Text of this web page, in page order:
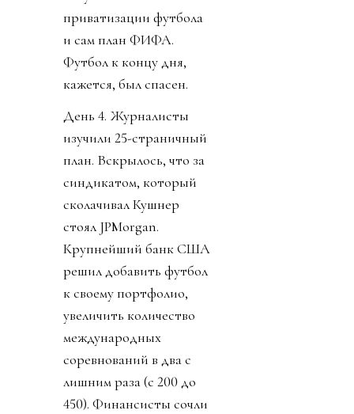
приватизации футбола
и сам план ФИФА.
Футбол к концу дня,
кажется, был спасен.
День 4. Журналисты
изучили 25-страничный
план. Вскрылось, что за
синдикатом, который
сколачивал Кушнер
стоял JPMorgan.
Крупнейший банк США
решил добавить футбол
к своему портфолио,
увеличить количество
международных
соревнований в два с
лишним раза (с 200 до
450). Финансисты сочли